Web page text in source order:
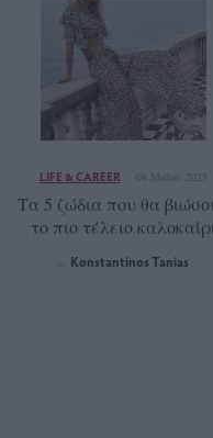
LIFE & CAREER 08 Μαΐου 2025
Τα 5 ζώδια που θα
το πιο τέλειο
Konstantinos Tanias